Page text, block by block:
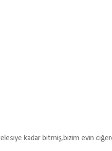
kadar bitmiş,bizim evin